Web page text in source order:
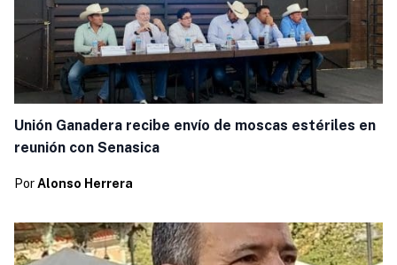
Unión Ganadera recibe envío de moscas estériles en
reunión con Senasica
Por Alonso Herrera